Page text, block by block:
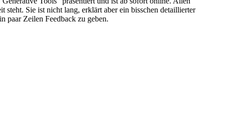
Sie ist nicht lang, erklärt aber ein bisschen detaillierter
paar Zeilen Feedback zu geben.